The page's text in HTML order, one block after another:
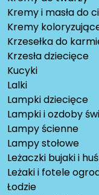
Kremy i masła do
Kremy
Krzesełka do
Krzesła dziecięce
Kucyki
Lalki
Lampki dziecięce
Lampki i ozdoby
Lampy ścienne
Lampy stołowe
Leżaczki bujaki i
Leżaki i fotele
Łodzie